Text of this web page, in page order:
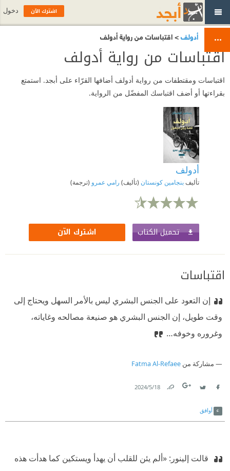
أدولف> اقتباسات من رواية أدولف
اقتباسات من رواية أدولف
اقتباسات ومقتطفات من رواية أدولف أضافها القرّاء على أبجد. استمتع
بقراءتها أو أضف اقتباسك المفضّل من الرواية.
أدولف
تأليفبنجامين كونستان (تأليف) رامي عمرو (ترجمة)
تحميل الكتاب اشترك الآن
اقتباسات
إن التعود على الجنس البشري ليس بالأمر السهل ويحتاج إلى
وقت طويل، إن الجنس البشري هو صنيعة مصالحه وغاياته،
وغروره وخوفه…
مشاركة من Fatma Al-Refaee
18‏/5‏/2024
أوافق
‫ قالت إلينور: «ألم يئن للقلب أن يهدأ ويستكين كما هدأت هذه
اشترك الآن دخول